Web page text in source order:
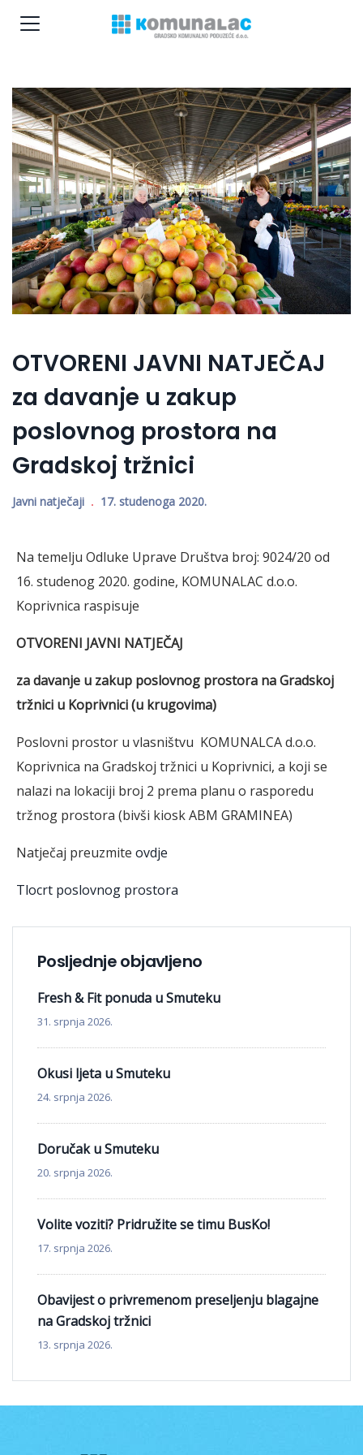
OTVORENI JAVNI NATJEČAJ
za davanje u zakup
poslovnog prostora na
Gradskoj tržnici
Javni natječaji 17. studenoga 2020.
Na temelju Odluke Uprave Društva broj: 9024/20 od
16. studenog 2020. godine, KOMUNALAC d.o.o.
Koprivnica raspisuje
OTVORENI JAVNI NATJEČAJ
za davanje u zakup poslovnog prostora na Gradskoj
tržnici u Koprivnici(u krugovima)
Poslovni prostor u vlasništvu KOMUNALCA d.o.o.
Koprivnica na Gradskoj tržnici u Koprivnici, a koji se
nalazi na lokaciji broj 2 prema planu o rasporedu
tržnog prostora (bivši kiosk ABM GRAMINEA)
Natječaj preuzmite ovdje
Tlocrt poslovnog prostora
Posljednje objavljeno
Fresh & Fit ponuda u Smuteku
31. srpnja 2026.
Okusi ljeta u Smuteku
24. srpnja 2026.
Doručak u Smuteku
20. srpnja 2026.
Volite voziti? Pridružite se timu BusKo!
17. srpnja 2026.
Obavijest o privremenom preseljenju blagajne
na Gradskoj tržnici
13. srpnja 2026.